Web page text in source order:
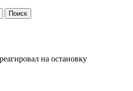
на остановку